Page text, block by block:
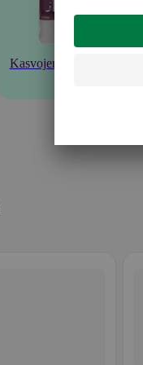
Kasvojenhoito